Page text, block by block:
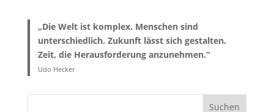
„Die Welt ist komplex. Menschen sind
unterschiedlich. Zukunft lässt sich gestalten.
Zeit, die Herausforderung anzunehmen.“
Udo Hecker